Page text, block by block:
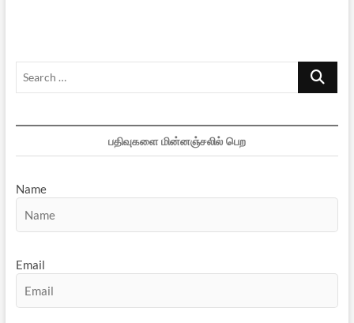
Search
பதிவுகளை மின்னஞ்சலில் பெற
Name
Email